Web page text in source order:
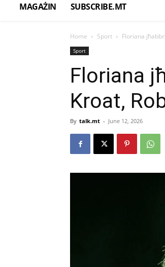
MAGAŻIN SUBSCRIBE.MT
Home Sport Floriana
Sport
Floriana
Kroat,
By talk.mt - June 12, 2026